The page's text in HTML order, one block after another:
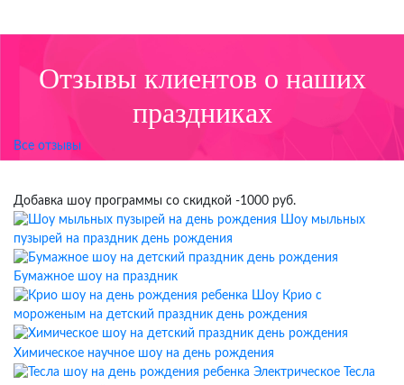
Отзывы клиентов о наших
праздниках
Все отзывы
Добавка шоу программы со скидкой -1000 руб.
Шоу мыльных
пузырей на праздник день рождения
Бумажное шоу на праздник
Шоу Крио с
мороженым на детский праздник день рождения
Химическое научное шоу на день рождения
Электрическое Тесла